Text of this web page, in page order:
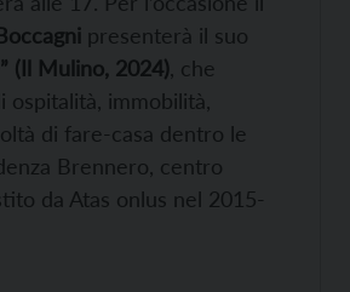
presenterà il suo
(Il Mulino, 2024) , che
immobilità,
di fare-casa dentro le
Brennero, centro
da Atas onlus nel 2015-